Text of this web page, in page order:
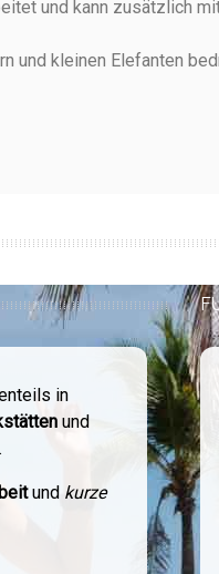
und kann zusätzlich
und kleinen Elefanten
in
und
und kurze